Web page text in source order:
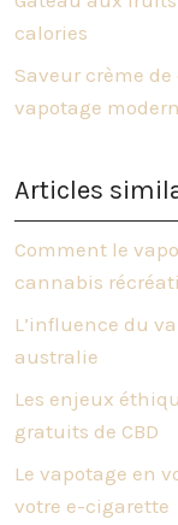
calories
Saveur crème
vapotage
Articles
Comment le
cannabis
L’influence du
australie
Les enjeux
gratuits de CBD
Le vapotage en
votre e-cigarette